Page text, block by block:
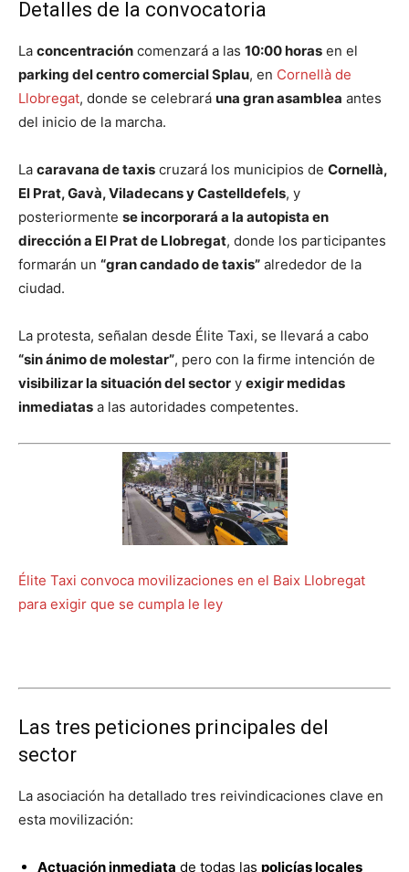
Detalles de la convocatoria
La concentración comenzará a las 10:00 horas en el
parking del centro comercial Splau, en Cornellà de
Llobregat, donde se celebrará una gran asamblea antes
del inicio de la marcha.
La caravana de taxis cruzará los municipios de Cornellà,
El Prat, Gavà, Viladecans y Castelldefels, y
posteriormente se incorporará a la autopista en
dirección a El Prat de Llobregat, donde los participantes
formarán un “gran candado de taxis” alrededor de la
ciudad.
La protesta, señalan desde Élite Taxi, se llevará a cabo
“sin ánimo de molestar”, pero con la firme intención de
visibilizar la situación del sector y exigir medidas
inmediatas a las autoridades competentes.
Élite Taxi convoca movilizaciones en el Baix Llobregat
para exigir que se cumpla le ley
Las tres peticiones principales del
sector
La asociación ha detallado tres reivindicaciones clave en
esta movilización:
Actuación inmediata de todas las policías locales